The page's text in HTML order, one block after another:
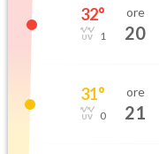
32°
1
ore
20
31°
0
ore
21